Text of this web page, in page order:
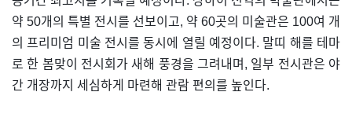
약 50개의 특별 전시를 선보이고, 약 60곳의 미술관은 100여 개
의 프리미엄 미술 전시를 동시에 열릴 예정이다. 말띠 해를 테마
로 한 봄맞이 전시회가 새해 풍경을 그려내며, 일부 전시관은 야
간 개장까지 세심하게 마련해 관람 편의를 높인다.